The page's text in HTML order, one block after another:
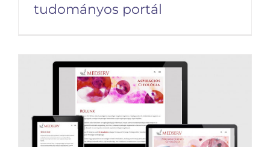
Program tudományos
portál
tudományos portál